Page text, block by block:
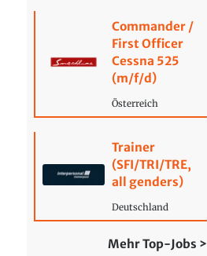
Commander /
First Officer
Cessna 525
(m/f/d)
Österreich
Trainer
(SFI/TRI/TRE,
all genders)
Deutschland
Mehr Top-Jobs >